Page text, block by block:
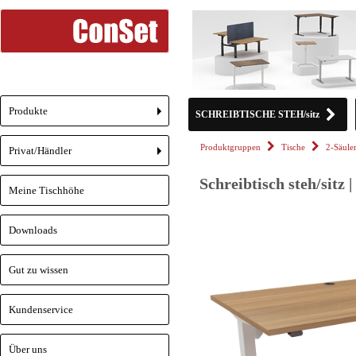
SCHREIBTISCHE STEH/sitz
Produktgruppen Tische 2-
Schreibtisch steh/sitz
+
Produkte
+
Privat/Händler
Meine Tischhöhe
Downloads
Gut zu wissen
Kundenservice
Über uns